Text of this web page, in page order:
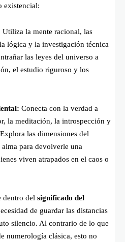
existencial:
Utiliza la mente racional, las
lógica y la investigación técnica
las leyes del universo a
el estudio riguroso y los
Conecta con la verdad a
la meditación, la introspección y
las dimensiones del
para devolverle una
viven atrapados en el caos o
dentro del significado del
de guardar las distancias
silencio. Al contrario de lo que
numerología clásica, esto no